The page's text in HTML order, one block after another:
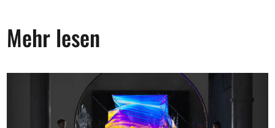
Mehr lesen